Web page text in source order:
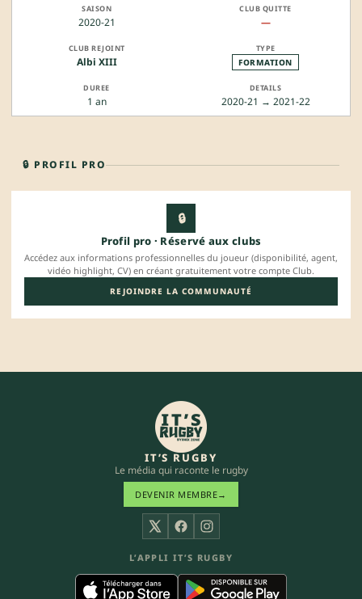
2020-21 —
Albi XIII FORMATION
1 an 2020-21 → 2021-22
🔒 PROFIL PRO
🔒
Profil pro · Réservé aux clubs
Accédez aux informations professionnelles du joueur (disponibilité, agent,
vidéo highlight, CV) en créant gratuitement votre compte Club.
REJOINDRE LA COMMUNAUTÉ
IT’S RUGBY
Le média qui raconte le rugby
DEVENIR MEMBRE→
X FacebookInstagram
L’APPLI IT’S RUGBY